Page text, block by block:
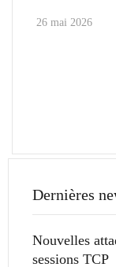
26 mai 2026
Dernières
Nouvelles
sessions TCP